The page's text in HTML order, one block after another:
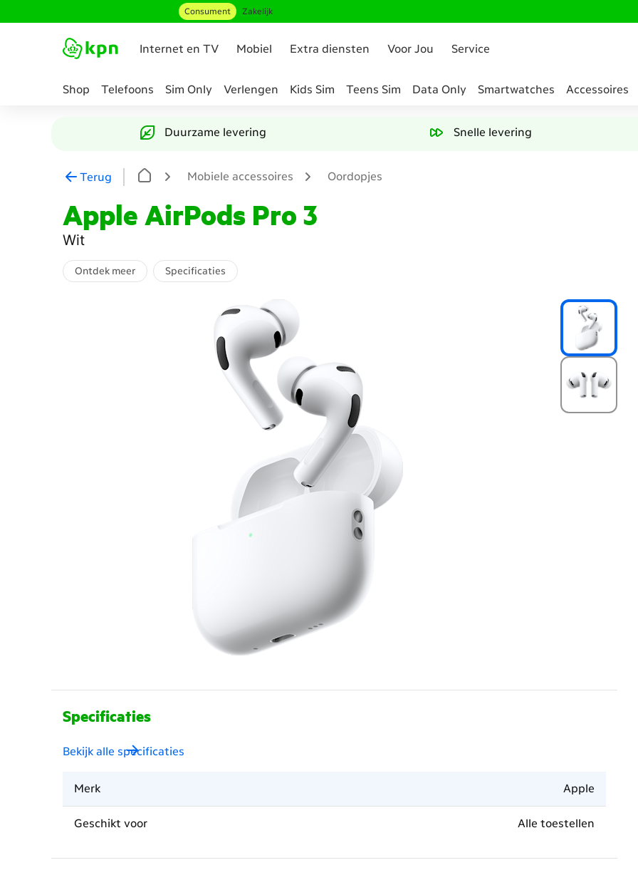
Consument Zakelijk
Internet en TV Mobiel Extra diensten Voor Jou Service
Shop Telefoons Sim Only Verlengen Kids Sim Teens Sim Data Only Smartwatches Accessoires
Duurzame levering Snelle levering
Terug Mobiele accessoires Oordopjes
Apple AirPods Pro 3
Wit
Ontdek meer Specificaties
Specificaties
Bekijk alle specificaties
Merk Apple
Geschikt voor Alle toestellen